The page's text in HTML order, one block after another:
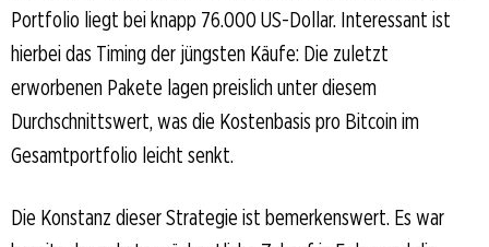
Portfolio liegt bei knapp 76.000 US-Dollar. Interessant ist
hierbei das Timing der jüngsten Käufe: Die zuletzt
erworbenen Pakete lagen preislich unter diesem
Durchschnittswert, was die Kostenbasis pro Bitcoin im
Gesamtportfolio leicht senkt.
Die Konstanz dieser Strategie ist bemerkenswert. Es war